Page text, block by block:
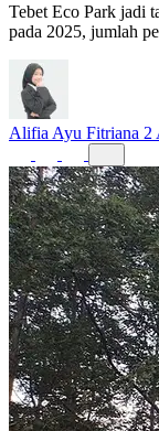
Tebet Eco Park jadi
pada 2025, jumlah
Alifia Ayu Fitriana 2